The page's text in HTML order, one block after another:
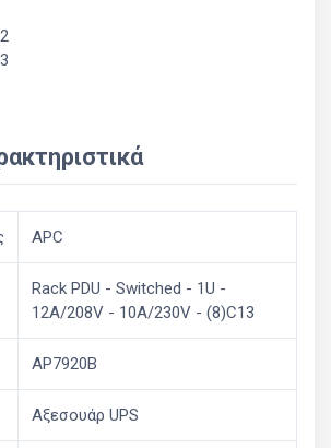
APC
Rack PDU - Switched - 1U -
12A/208V - 10A/230V - (8)C13
AP7920B
Αξεσουάρ UPS